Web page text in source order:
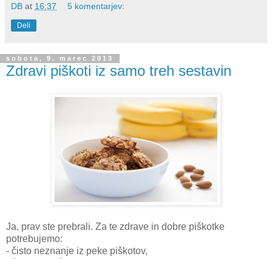
DB at 16:37 5 komentarjev:
Deli
sobota, 9. marec 2013
Zdravi piškoti iz samo treh sestavin
Ja, prav ste prebrali. Za te zdrave in dobre piškotke
potrebujemo:
- čisto neznanje iz peke piškotov,